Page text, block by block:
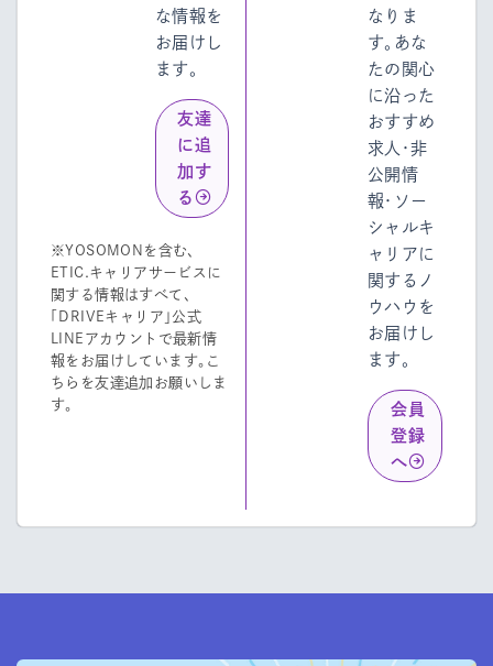
な情報を
お届けし
ます。
友達
に追
加す
る
※YOSOMONを含む、
ETIC.キャリアサービスに
関する情報はすべて、
「DRIVEキャリア」公式
LINEアカウントで最新情
報をお届けしています。こ
ちらを友達追加お願いしま
す。
なりま
す。あな
たの関心
に沿った
おすすめ
求人・非
公開情
報・ソー
シャルキ
ャリアに
関するノ
ウハウを
お届けし
ます。
会員
登録
へ